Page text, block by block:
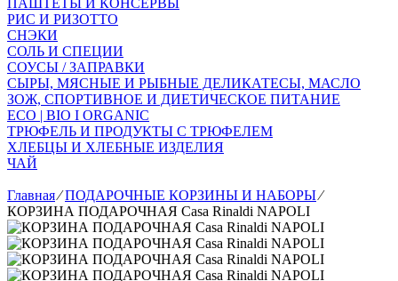
ПАШТЕТЫ И КОНСЕРВЫ
РИС И РИЗОТТО
СНЭКИ
СОЛЬ И СПЕЦИИ
СОУСЫ / ЗАПРАВКИ
СЫРЫ, МЯСНЫЕ И РЫБНЫЕ ДЕЛИКАТЕСЫ, МАСЛО
ЗОЖ, СПОРТИВНОЕ И ДИЕТИЧЕСКОЕ ПИТАНИЕ
ECO | BIO I ORGANIC
ТРЮФЕЛЬ И ПРОДУКТЫ С ТРЮФЕЛЕМ
ХЛЕБЦЫ И ХЛЕБНЫЕ ИЗДЕЛИЯ
ЧАЙ
Главная⁄ПОДАРОЧНЫЕ КОРЗИНЫ И НАБОРЫ ⁄
КОРЗИНА ПОДАРОЧНАЯ Casa Rinaldi NAPOLI